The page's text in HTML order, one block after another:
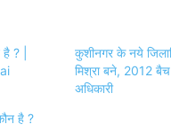
? |
कुशीनगर के नये
मिश्रा बने, 2012
अधिकारी
है ?